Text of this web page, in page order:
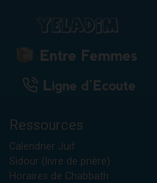
Ressources
Calendrier Juif
Sidour (livre de prière)
Horaires de Chabbath